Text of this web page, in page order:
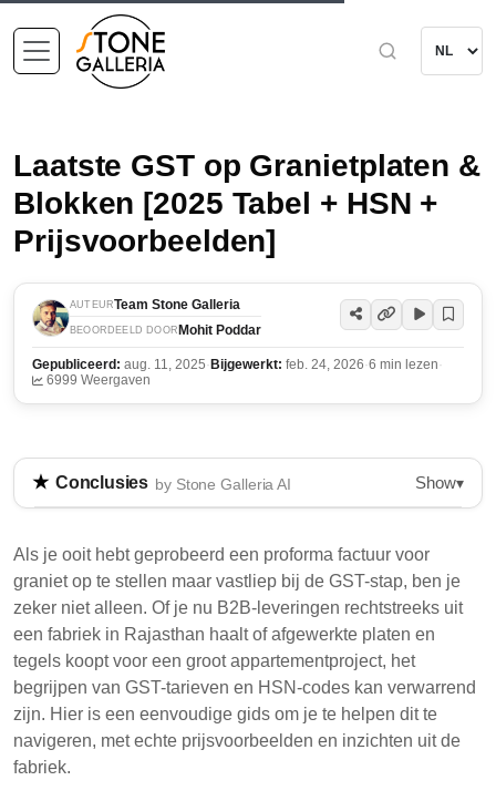
Laatste GST op Granietplaten &
Blokken [2025 Tabel + HSN +
Prijsvoorbeelden]
AUTEURTeam Stone Galleria
BEOORDEELD DOOR Mohit Poddar
Gepubliceerd: aug. 11, 2025· Bijgewerkt: feb. 24, 2026·6 min lezen·
6999 Weergaven
Conclusies by Stone Galleria AI Show▾
granietproducten bijgewerkt per september 2025,
waarbij de structuur is vereenvoudigd naar twee
platen: 5% voor ruwe granietblokken en 18% voor
afgewerkte platen en tegels. Decoratieve
granietitems kunnen nu onder het 18%-tarief vallen,
tenzij anders gespecificeerd. Bedrijven dienen
officiële meldingen te verifiëren voor eventuele
toekomstige wijzigingen.
Granietblokken trekken nu een verlaagd GST-
Als je ooit hebt geprobeerd een proforma factuur voor
graniet op te stellen maar vastliep bij de GST-stap, ben je
zeker niet alleen. Of je nu B2B-leveringen rechtstreeks uit
een fabriek in Rajasthan haalt of afgewerkte platen en
tegels koopt voor een groot appartementproject, het
begrijpen van GST-tarieven en HSN-codes kan verwarrend
zijn. Hier is een eenvoudige gids om je te helpen dit te
navigeren, met echte prijsvoorbeelden en inzichten uit de
fabriek.